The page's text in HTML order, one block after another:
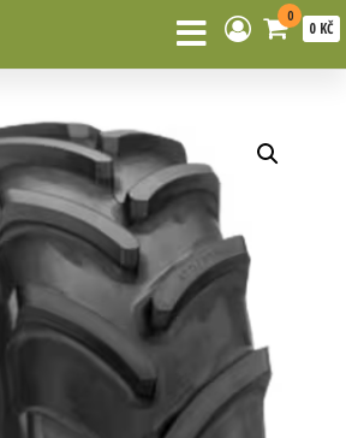
0
0 KČ